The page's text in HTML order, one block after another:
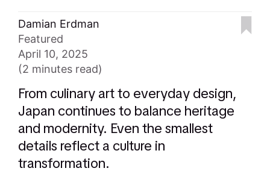
Damian Erdman
Featured
April 10, 2025
(2 minutes read)
From culinary art to everyday design,
Japan continues to balance heritage
and modernity. Even the smallest
details reflect a culture in
transformation.